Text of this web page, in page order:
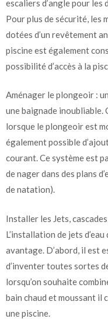
escaliers d’angle pour les
Pour plus de sécurité, les
dotées d’un revêtement
piscine est également
possibilité d’accès à la
Aménager le plongeoir :
une baignade
lorsque le plongeoir est
également possible
courant. Ce système est
de nager dans des plans
de natation).
Installer les Jets,
L’installation de jets
avantage. D’abord, il est
d’inventer toutes sortes
lorsqu’on souhaite
bain chaud et moussant il
une piscine.